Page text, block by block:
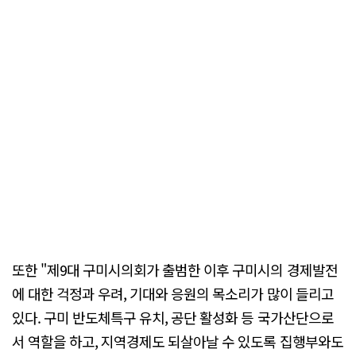
또한 "제9대 구미시의회가 출범한 이후 구미시의 경제발전
에 대한 걱정과 우려, 기대와 응원의 목소리가 많이 들리고
있다. 구미 반도체특구 유치, 공단 활성화 등 국가산단으로
서 역할을 하고, 지역경제도 되살아날 수 있도록 집행부와도